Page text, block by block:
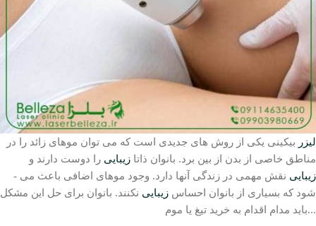
لیزر بیکینی یکی از روش­ های جدیدی است که می ­توان موهای زائد را در
مناطق خاصی از بدن از بین برد. بانوان ذاتا زیبایی را دوست دارند و
زیبایینقش مهمی در زندگی آن­ها دارد. وجود موهای اضافی باعث می ­
شود که بسیاری از بانوان احساس زیبایی نکنند. بانوان برای حل این مشکل
باید مدام اقدام به خرید تیغ یا موم...